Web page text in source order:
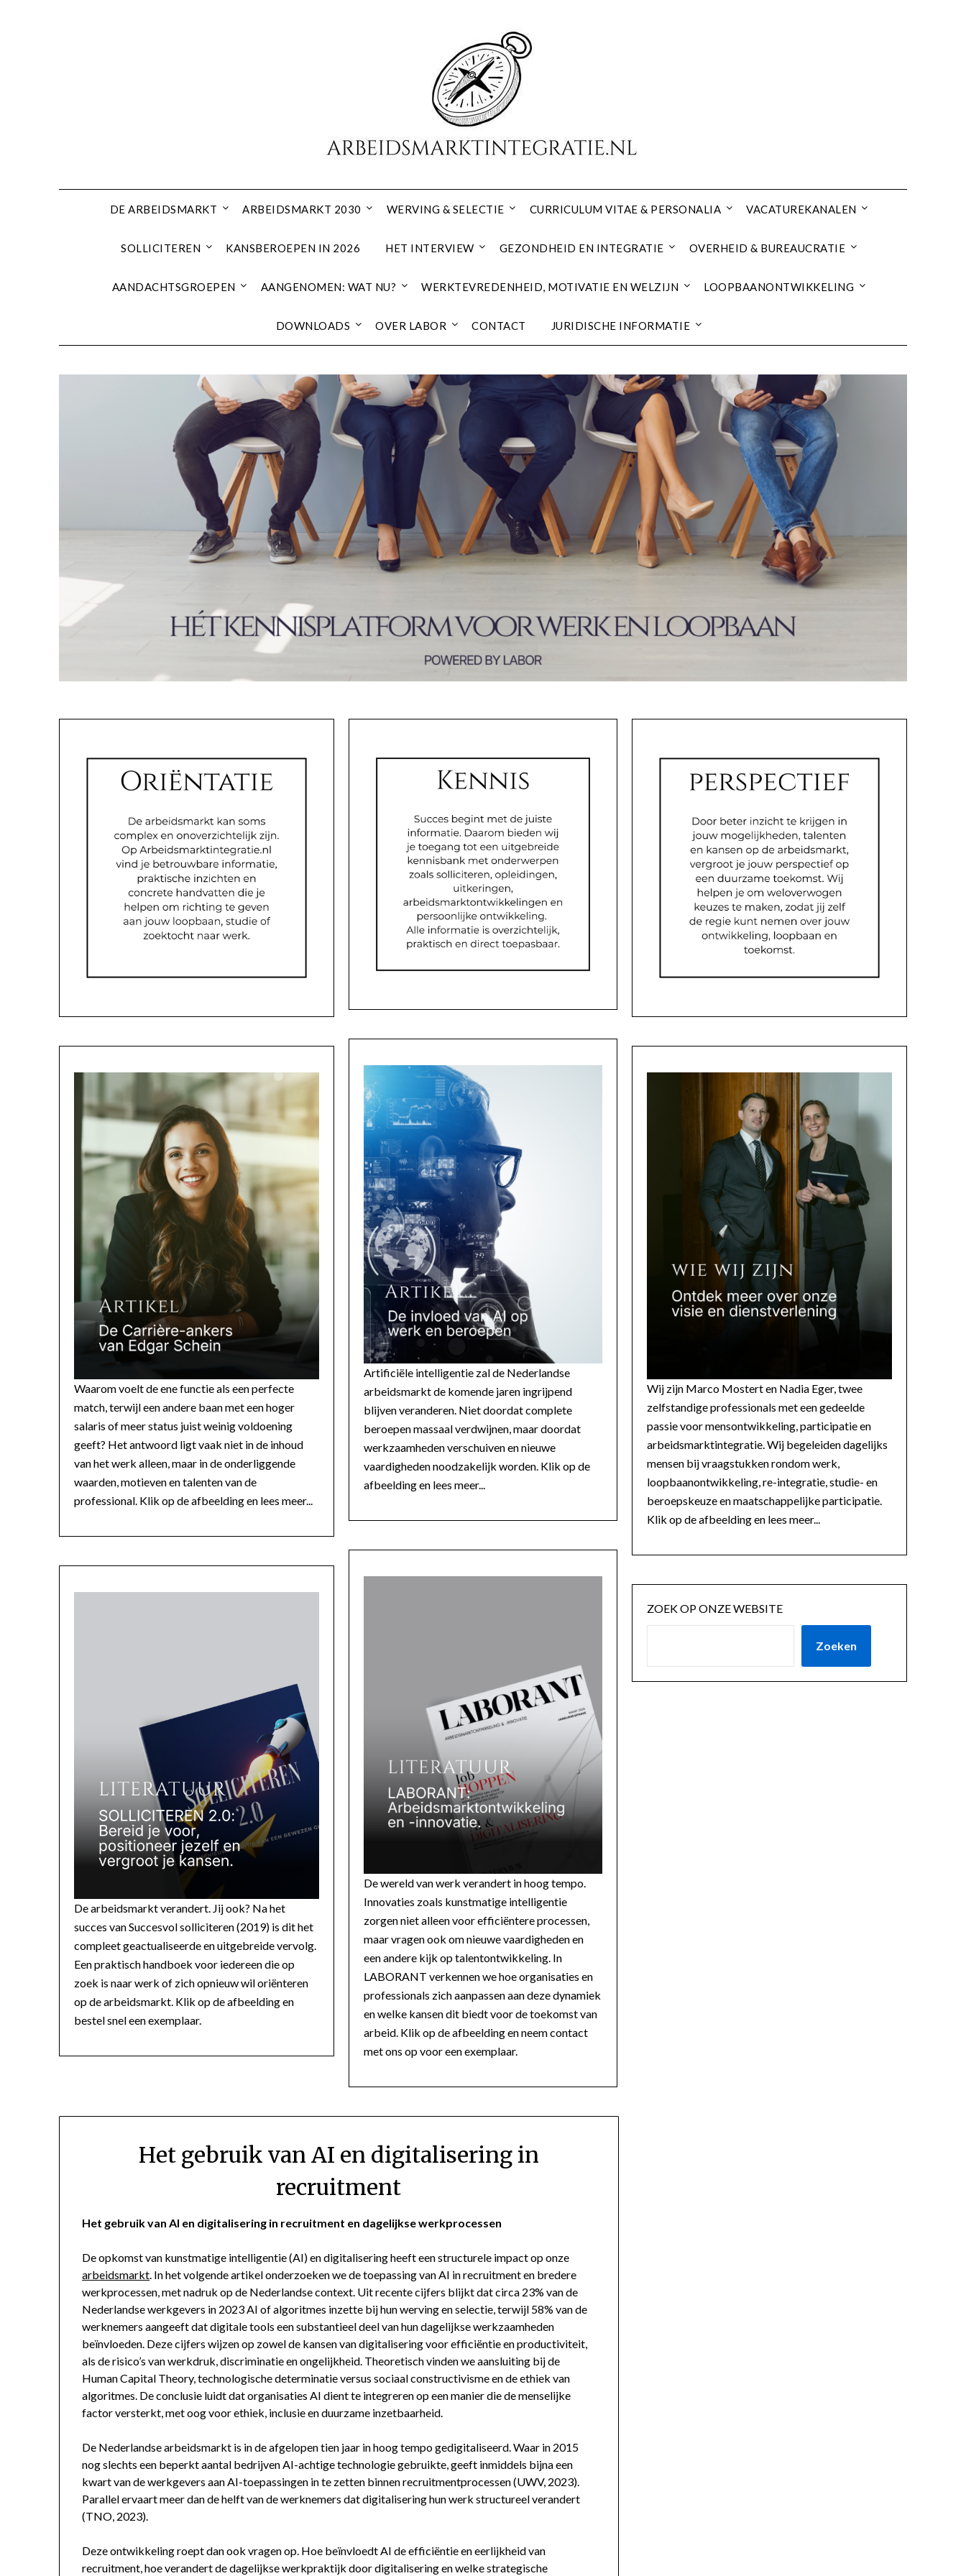
DE ARBEIDSMARKT ARBEIDSMARKT 2030 WERVING & SELECTIE CURRICULUM VITAE & PERSONALIA VACATUREKANALEN
SOLLICITEREN KANSBEROEPEN IN 2026 HET INTERVIEW GEZONDHEID EN INTEGRATIE OVERHEID & BUREAUCRATIE
AANDACHTSGROEPEN AANGENOMEN: WAT NU? WERKTEVREDENHEID, MOTIVATIE EN WELZIJN LOOPBAANONTWIKKELING
DOWNLOADS OVER LABOR CONTACT JURIDISCHE INFORMATIE
Waarom voelt de ene functie als een perfecte
match, terwijl een andere baan met een hoger
salaris of meer status juist weinig voldoening
geeft? Het antwoord ligt vaak niet in de inhoud
van het werk alleen, maar in de onderliggende
waarden, motieven en talenten van de
professional. Klik op de afbeelding en lees meer...
De arbeidsmarkt verandert. Jij ook? Na het
succes van Succesvol solliciteren (2019) is dit het
compleet geactualiseerde en uitgebreide vervolg.
Een praktisch handboek voor iedereen die op
zoek is naar werk of zich opnieuw wil oriënteren
op de arbeidsmarkt. Klik op de afbeelding en
bestel snel een exemplaar.
Artificiële intelligentie zal de Nederlandse
arbeidsmarkt de komende jaren ingrijpend
blijven veranderen. Niet doordat complete
beroepen massaal verdwijnen, maar doordat
werkzaamheden verschuiven en nieuwe
vaardigheden noodzakelijk worden. Klik op de
afbeelding en lees meer...
De wereld van werk verandert in hoog tempo.
Innovaties zoals kunstmatige intelligentie
zorgen niet alleen voor efficiëntere processen,
maar vragen ook om nieuwe vaardigheden en
een andere kijk op talentontwikkeling. In
LABORANT verkennen we hoe organisaties en
professionals zich aanpassen aan deze dynamiek
en welke kansen dit biedt voor de toekomst van
arbeid. Klik op de afbeelding en neem contact
met ons op voor een exemplaar.
Wij zijn Marco Mostert en Nadia Eger, twee
zelfstandige professionals met een gedeelde
passie voor mensontwikkeling, participatie en
arbeidsmarktintegratie. Wij begeleiden dagelijks
mensen bij vraagstukken rondom werk,
loopbaanontwikkeling, re-integratie, studie- en
beroepskeuze en maatschappelijke participatie.
Klik op de afbeelding en lees meer...
ZOEK OP ONZE WEBSITE
Zoeken
Het gebruik van AI en digitalisering in
recruitment
Het gebruik van AI en digitalisering in recruitment en dagelijkse werkprocessen
De opkomst van kunstmatige intelligentie (AI) en digitalisering heeft een structurele impact op onze
arbeidsmarkt. In het volgende artikel onderzoeken we de toepassing van AI in recruitment en bredere
werkprocessen, met nadruk op de Nederlandse context. Uit recente cijfers blijkt dat circa 23% van de
Nederlandse werkgevers in 2023 AI of algoritmes inzette bij hun werving en selectie, terwijl 58% van de
werknemers aangeeft dat digitale tools een substantieel deel van hun dagelijkse werkzaamheden
beïnvloeden. Deze cijfers wijzen op zowel de kansen van digitalisering voor efficiëntie en productiviteit,
als de risico’s van werkdruk, discriminatie en ongelijkheid. Theoretisch vinden we aansluiting bij de
Human Capital Theory, technologische determinatie versus sociaal constructivisme en de ethiek van
algoritmes. De conclusie luidt dat organisaties AI dient te integreren op een manier die de menselijke
factor versterkt, met oog voor ethiek, inclusie en duurzame inzetbaarheid.
De Nederlandse arbeidsmarkt is in de afgelopen tien jaar in hoog tempo gedigitaliseerd. Waar in 2015
nog slechts een beperkt aantal bedrijven AI-achtige technologie gebruikte, geeft inmiddels bijna een
kwart van de werkgevers aan AI-toepassingen in te zetten binnen recruitmentprocessen (UWV, 2023).
Parallel ervaart meer dan de helft van de werknemers dat digitalisering hun werk structureel verandert
(TNO, 2023).
Deze ontwikkeling roept dan ook vragen op. Hoe beïnvloedt AI de efficiëntie en eerlijkheid van
recruitment, hoe verandert de dagelijkse werkpraktijk door digitalisering en welke strategische